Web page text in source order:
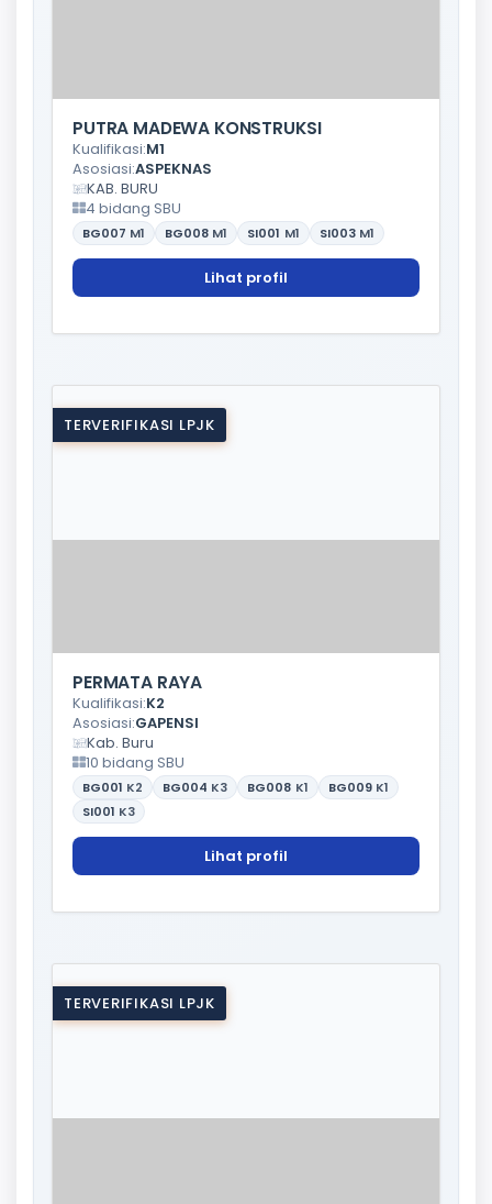
PUTRA MADEWA KONSTRUKSI
Kualifikasi:M1
Asosiasi:ASPEKNAS
KAB. BURU
4 bidang SBU
BG007 M1 BG008 M1 SI001 M1 SI003 M1
Lihat profil
TERVERIFIKASI LPJK
PERMATA RAYA
Kualifikasi:K2
Asosiasi:GAPENSI
Kab. Buru
10 bidang SBU
BG001 K2 BG004 K3 BG008 K1 BG009 K1
SI001 K3
Lihat profil
TERVERIFIKASI LPJK